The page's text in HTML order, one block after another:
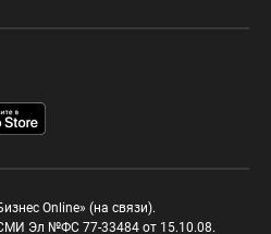
Online» (на связи).
Эл №ФС 77-33484 от 15.10.08.